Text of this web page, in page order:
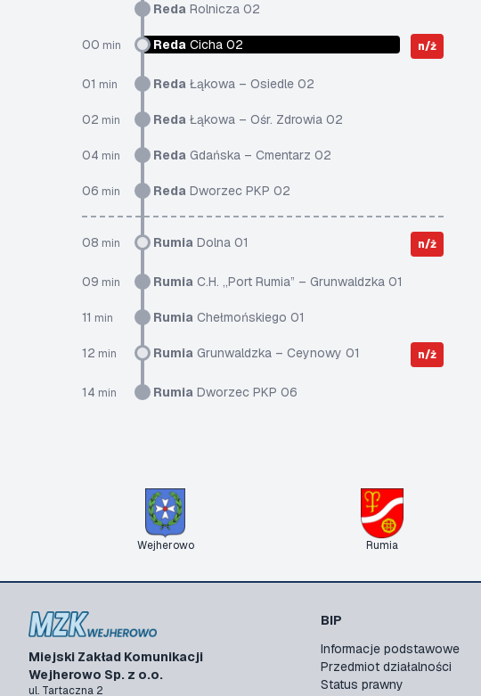
Reda Rolnicza 02
00 min Reda Cicha 02 n/ż
01 min Reda Łąkowa – Osiedle 02
02 min Reda Łąkowa – Ośr. Zdrowia 02
04 min Reda Gdańska – Cmentarz 02
06 min Reda Dworzec PKP 02
08 min Rumia Dolna 01 n/ż
09 min Rumia C.H. „Port Rumia” – Grunwaldzka 01
11 min Rumia Chełmońskiego 01
12 min Rumia Grunwaldzka – Ceynowy 01 n/ż
14 min Rumia Dworzec PKP 06
Wejherowo Rumia
Miejski Zakład Komunikacji
Wejherowo Sp. z o.o.
ul. Tartaczna 2
BIP
Informacje podstawowe
Przedmiot działalności
Status prawny